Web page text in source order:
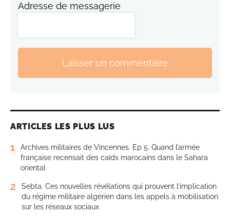
Adresse de messagerie
Laisser un commentaire
ARTICLES LES PLUS LUS
1
Archives militaires de Vincennes. Ep 5. Quand l’armée
française recensait des caïds marocains dans le Sahara
oriental
2
Sebta. Ces nouvelles révélations qui prouvent l’implication
du régime militaire algérien dans les appels à mobilisation
sur les réseaux sociaux